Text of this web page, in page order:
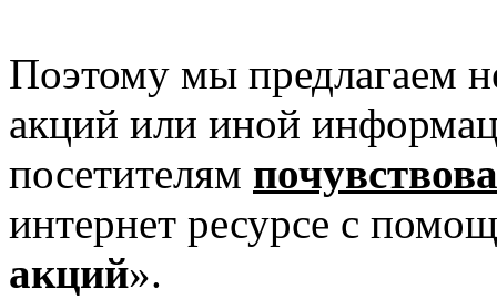
Поэтому мы предлагаем
акций или иной
посетителям
интернет ресурсе с
акций».